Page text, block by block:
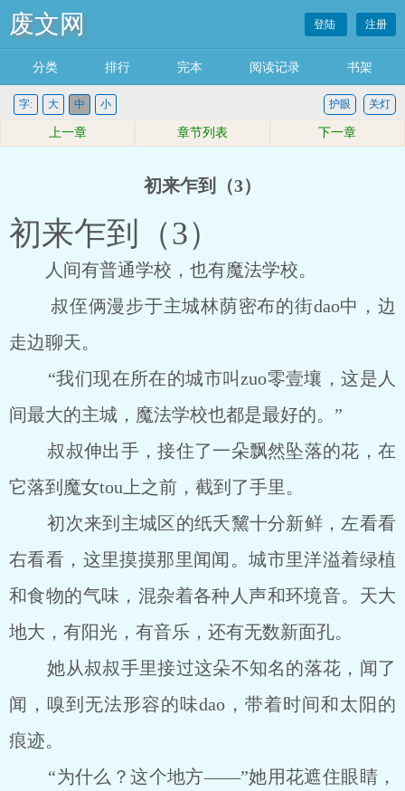
废文网 登陆 注册
分类 排行 完本 阅读记录 书架
字: 大 中 小 关灯
护眼
上一章 章节列表 下一章
初来乍到（3）
初来乍到（3）
人间有普通学校，也有魔法学校。
叔侄俩漫步于主城林荫密布的街dao中，边
走边聊天。
“我们现在所在的城市叫zuo零壹壤，这是人
间最大的主城，魔法学校也都是最好的。”
叔叔伸出手，接住了一朵飘然坠落的花，在
它落到魔女tou上之前，截到了手里。
初次来到主城区的纸夭黧十分新鲜，左看看
右看看，这里摸摸那里闻闻。城市里洋溢着绿植
和食物的气味，混杂着各种人声和环境音。天大
地大，有阳光，有音乐，还有无数新面孔。
她从叔叔手里接过这朵不知名的落花，闻了
闻，嗅到无法形容的味dao，带着时间和太阳的
痕迹。
“为什么？这个地方――”她用花遮住眼睛，